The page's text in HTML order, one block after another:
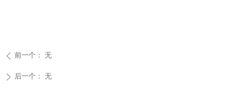
ꄴ 前一个： 无
ꄲ 后一个： 无